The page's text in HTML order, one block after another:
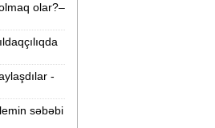
olar?–
-
səbəbi